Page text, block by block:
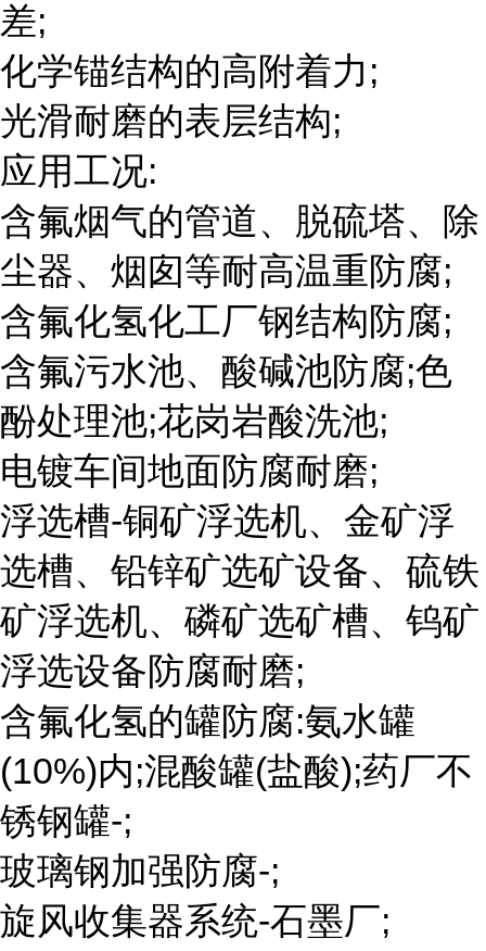
差;
化学锚结构的高附着力;
光滑耐磨的表层结构;
应用工况:
含氟烟气的管道、脱硫塔、除
尘器、烟囱等耐高温重防腐;
含氟化氢化工厂钢结构防腐;
含氟污水池、酸碱池防腐;色
酚处理池;花岗岩酸洗池;
电镀车间地面防腐耐磨;
浮选槽-铜矿浮选机、金矿浮
选槽、铅锌矿选矿设备、硫铁
矿浮选机、磷矿选矿槽、钨矿
浮选设备防腐耐磨;
含氟化氢的罐防腐:氨水罐
(10%)内;混酸罐(盐酸);药厂不
锈钢罐-;
玻璃钢加强防腐-;
旋风收集器系统-石墨厂;